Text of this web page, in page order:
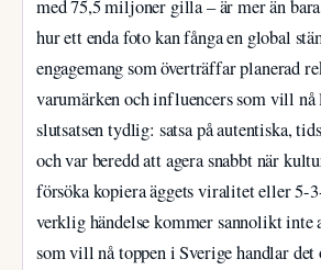
med 75,5 miljoner gilla – är mer än
hur ett enda foto kan fånga en global
engagemang som överträffar planerad
varumärken och influencers som vill
slutsatsen tydlig: satsa på autentiska,
och var beredd att agera snabbt när
försöka kopiera äggets viralitet eller 5-
verklig händelse kommer sannolikt inte
som vill nå toppen i Sverige handlar